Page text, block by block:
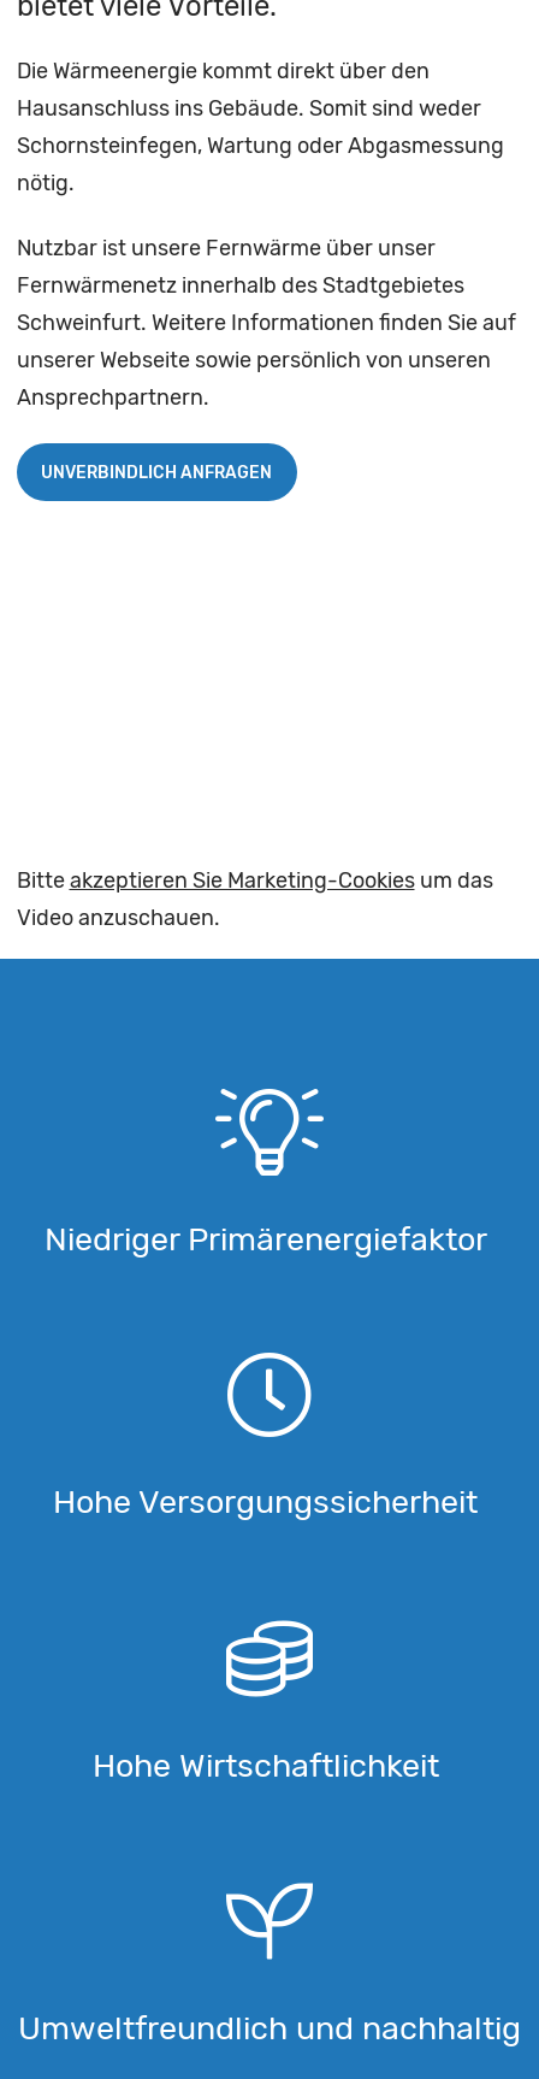
Die Wärmeenergie kommt direkt über den
Hausanschluss ins Gebäude. Somit sind weder
Schornsteinfegen, Wartung oder Abgasmessung
nötig.
Nutzbar ist unsere Fernwärme über unser
Fernwärmenetz innerhalb des Stadtgebietes
Schweinfurt. Weitere Informationen finden Sie auf
unserer Webseite sowie persönlich von unseren
Ansprechpartnern.
UNVERBINDLICH ANFRAGEN
Bitteakzeptieren Sie Marketing-Cookiesum das
Video anzuschauen.
Niedriger Primärenergiefaktor
Hohe Versorgungssicherheit
Hohe Wirtschaftlichkeit
Umweltfreundlich und nachhaltig